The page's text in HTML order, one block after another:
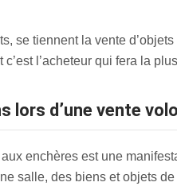
se tiennent la vente
l’acheteur qui fera la
lors d’une vente
enchères est une
salle, des biens et objets